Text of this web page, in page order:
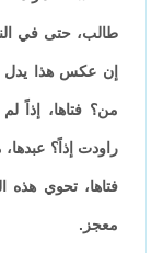
طالب، حتى في
إن عكس هذا يدل
من؟ فتاها، إذاً
راودت إذاً؟ عبدها،
فتاها، تحوي هذه
معجز.